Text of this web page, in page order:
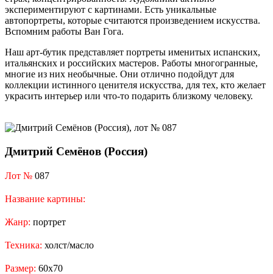
экспериментируют с картинами. Есть уникальные
автопортреты, которые считаются произведением искусства.
Вспомним работы Ван Гога.
Наш арт-бутик представляет портреты именитых испанских,
итальянских и российских мастеров. Работы многогранные,
многие из них необычные. Они отлично подойдут для
коллекции истинного ценителя искусства, для тех, кто желает
украсить интерьер или что-то подарить близкому человеку.
Дмитрий Семёнов (Россия)
Лот № 087
Название картины:
Жанр: портрет
Техника: холст/масло
Размер: 60х70